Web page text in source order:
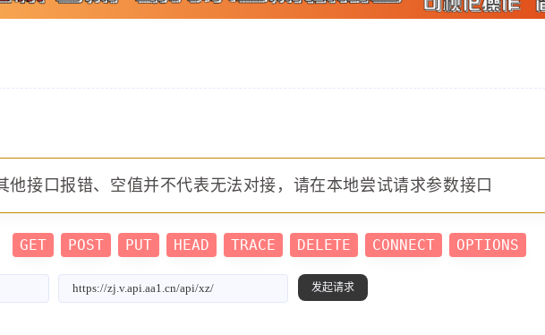
他接口报错、空值并不代表无法对接，请在本地尝试请求参数接口
GET POST PUT HEAD TRACE DELETE CONNECT OPTIONS